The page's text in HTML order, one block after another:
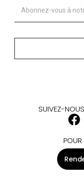
SUIVEZ-
POUR